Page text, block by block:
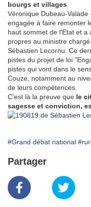
bourgs et villages
Véronique Dubeau-
engagée à faire remonter
haut sommet de l'Etat et a
propres au ministre
Sébastien Lecornu. Ce
pistes du projet de loi
pistes qui vont dans le
Couze, notamment au
de leurs compétences.
C'est là la preuve que le
sagesse et conviction,
#Grand débat national
Partager